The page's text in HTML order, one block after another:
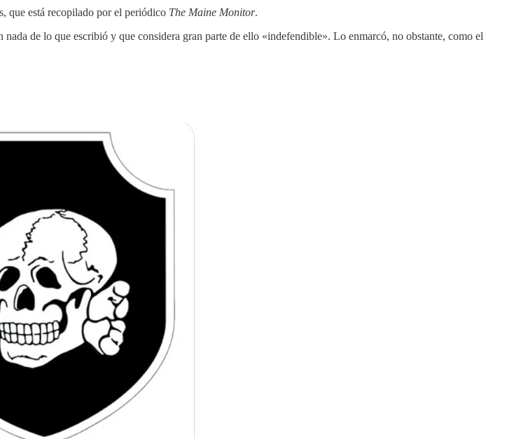
que está recopilado por el periódico The Maine Monitor.
nada de lo que escribió y que considera gran parte de ello «indefendible». Lo enmarcó, no obstante, como el